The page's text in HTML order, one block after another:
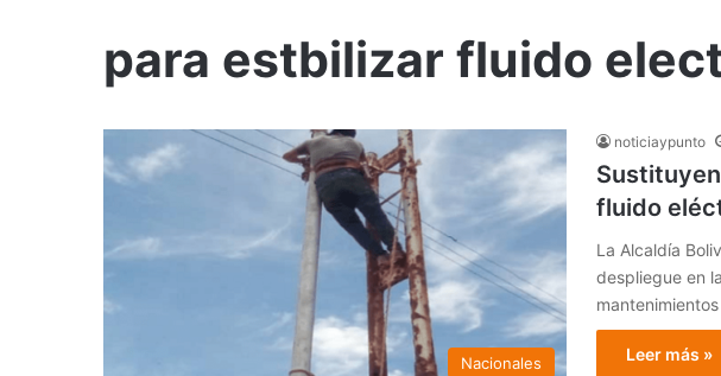
para estbilizar fluido
Nacionales
noticiaypunto
fluido
La Alcaldía
despliegue en
Leer más »